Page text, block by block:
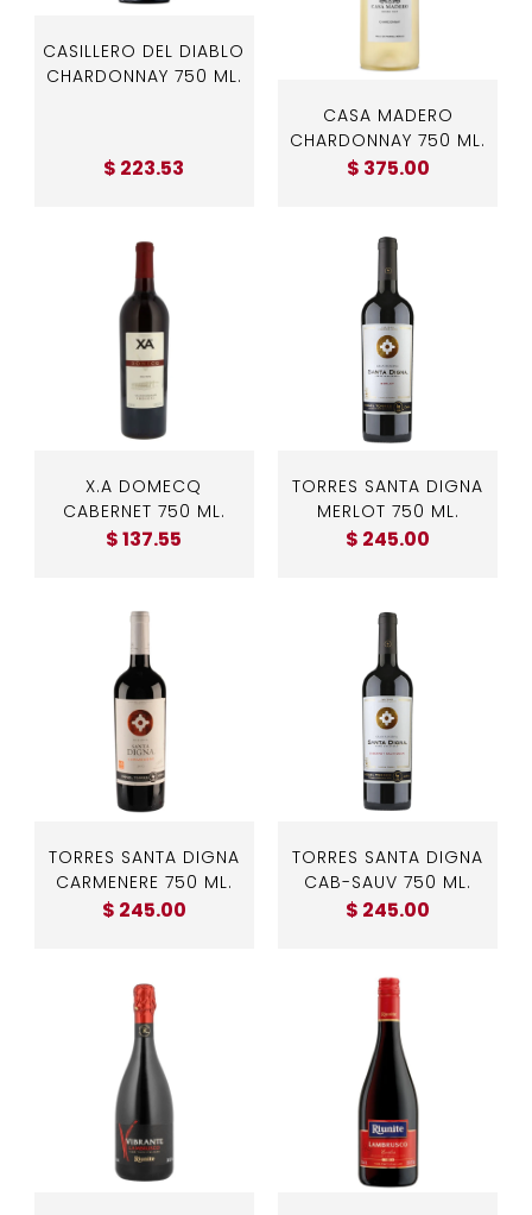
CASILLERO DEL DIABLO
CHARDONNAY 750 ML.
$ 223.53
CASA MADERO
CHARDONNAY 750 ML.
$ 375.00
X.A DOMECQ
CABERNET 750 ML.
$ 137.55
TORRES SANTA DIGNA
MERLOT 750 ML.
$ 245.00
TORRES SANTA DIGNA
CARMENERE 750 ML.
$ 245.00
TORRES SANTA DIGNA
CAB-SAUV 750 ML.
$ 245.00